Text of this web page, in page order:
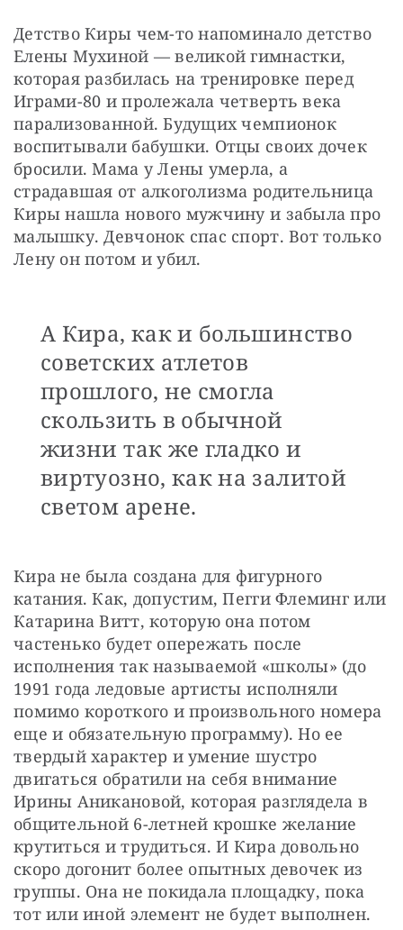
Детство Киры чем-то напоминало детство
Елены Мухиной — великой гимнастки,
которая разбилась на тренировке перед
Играми-80 и пролежала четверть века
парализованной. Будущих чемпионок
воспитывали бабушки. Отцы своих дочек
бросили. Мама у Лены умерла, а
страдавшая от алкоголизма родительница
Киры нашла нового мужчину и забыла про
малышку. Девчонок спас спорт. Вот только
Лену он потом и убил.
А Кира, как и большинство
советских атлетов
прошлого, не смогла
скользить в обычной
жизни так же гладко и
виртуозно, как на залитой
светом арене.
Кира не была создана для фигурного
катания. Как, допустим, Пегги Флеминг или
Катарина Витт, которую она потом
частенько будет опережать после
исполнения так называемой «школы» (до
1991 года ледовые артисты исполняли
помимо короткого и произвольного номера
еще и обязательную программу). Но ее
твердый характер и умение шустро
двигаться обратили на себя внимание
Ирины Аникановой, которая разглядела в
общительной 6-летней крошке желание
крутиться и трудиться. И Кира довольно
скоро догонит более опытных девочек из
группы. Она не покидала площадку, пока
тот или иной элемент не будет выполнен.